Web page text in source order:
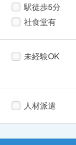
駅徒歩5分
社食堂有
未経験OK
人材派遣